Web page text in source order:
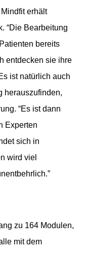
erhält
“Die Bearbeitung
bereits
entdecken sie ihre
ist natürlich auch
herauszufinden,
“Es ist dann
Experten
sich in
wird viel
zu 164 Modulen,
mit dem